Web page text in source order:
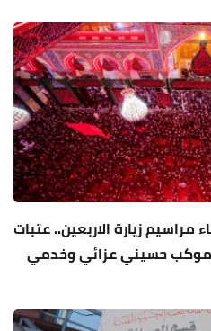
مراسيم زيارة الاربعين.. عتبات